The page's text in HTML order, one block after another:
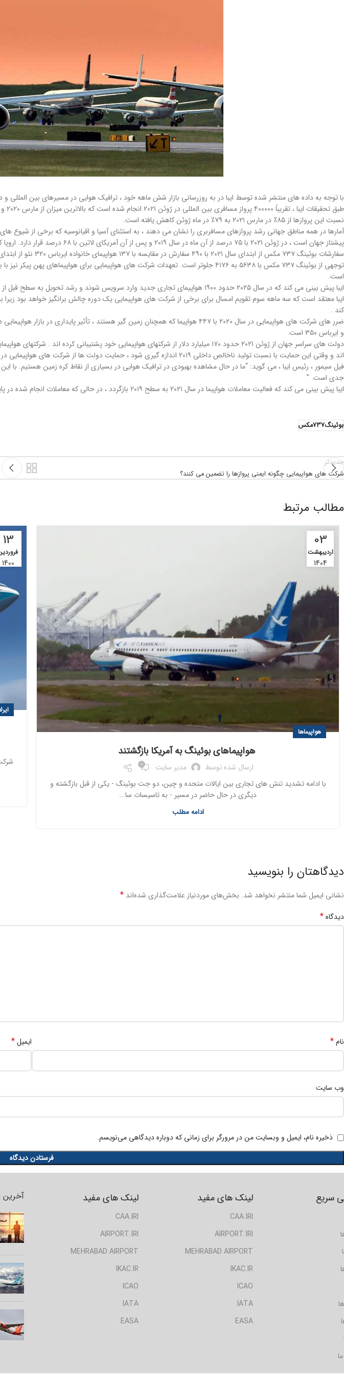
با توجه به داده های منتشر شده توسط ایبا در به روزرسانی بازار شش ماهه خود ، ترافیک هوایی در مسیرهای بین المللی
نسبت این پروازها از ۸۵٪ در مارس ۲۰۲۱ به ۷۹٪ در ماه ژوئن کاهش یافته است.
آمارها در همه مناطق جهانی رشد پروازهای مسافربری را نشان می دهند ، به استثنای آسیا و اقیانوسیه که برخی از
پیشتاز جهان است ، در ژوئن ۲۰۲۱ با ۷۵ درصد از آن ماه در سال ۲۰۱۹ و پس از آن آمریکای لاتین با ۶۸ درصد قرار دارد. اروپا که در اوایل سال ۲۰۲۱ از سایر بازارها عقب بود ، از ۳۴٪ در ماه مه به ۴۷٪ در ژوئن شتاب گرفت.
است.
ایبا پیش بینی می کند که در سال ۲۰۲۵ حدود ۱۹۰۰ هواپیمای تجاری جدید وارد سرویس شوند و رشد تحویل به سطح قبل از همه گیری بازگردد.
ایبا معتقد است که سه ماهه سوم تقویم امسال برای برخی از شرکت های هواپیمایی یک دوره چالش برانگیز خواهد بود
کند .
و ایرباس ۳۵۰ است.
اند و وقتی این حمایت با نسبت تولید ناخالص داخلی ۲۰۱۹ اندازه گیری شود ، حمایت دولت ها از شرکت های هواپیمایی در خاورمیانه با ۰.۳۶ بالاترین و آمریکای لاتین با ۰.۰۹ کمترین میزان را به خود اختصاص می دهد .
فیل سیمور ، رئیس ایبا ، می گوید: “ما در حال مشاهده بهبودی در ترافیک هوایی در بسیاری از نقاط کره زمین هستیم. با
جدی است. ”
ایبا پیش بینی می کند که فعالیت معاملات هواپیما در سال ۲۰۲۱ به سطح ۲۰۱۹ بازگردد ، در حالی که معاملات انجام شده در پایان سال جاری به ۳۸۰۰ معامله خواهد رسید.
بوئینگ737مکس
جدیدتر
شرکت های هواپیمایی چگونه ایمنی پروازها را تضمین می کنند؟
مطالب مرتبط
03
اردیبهشت
1404
هواپیماها
هواپیماهای بوئینگ به آمریکا بازگشتند
ارسال شده توسط مدیر سایت 0
با ادامه تشدید تنش های تجاری بین ایالات متحده و چین، دو جت بوئینگ - یکی از قبل بازگشته و
دیگری در حال حاضر در مسیر - به تاسیسات سا...
ادامه مطلب
13
1400
دیدگاهتان را بنویسید
نشانی ایمیل شما منتشر نخواهد شد. بخش‌های موردنیاز علامت‌گذاری شده‌اند *
دیدگاه*
نام* ایمیل*
وب‌ سایت
ذخیره نام، ایمیل و وبسایت من در مرورگر برای زمانی که دوباره دیدگاهی می‌نویسم.
لینک های مفید
CAA.IRI
AIRPORT.IRI
MEHRABAD AIRPORT
IKAC.IR
ICAO
IATA
EASA
لینک های مفید
CAA.IRI
AIRPORT.IRI
MEHRABAD AIRPORT
IKAC.IR
ICAO
IATA
EASA
سریع